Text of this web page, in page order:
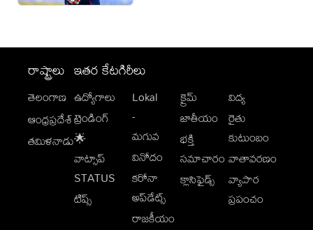
రాష్ట్రాలు
తెలంగాణ
ఆంధ్రప్రదేశ్
తమిళనాడు
ఇతర కేటగిరీలు
ఉద్యోగాలు
ట్రెండింగ్
🌟
వాట్సాప్
STATUS
టిప్స్
Lokal
-
మగువ
వినోదం
కరోనా
అప్‌డేట్స్
రాజకీయం
క్రైమ్
జాతీయం
భక్తి
సమాచారం
క్లాసిఫైడ్స్
విద్య
రైతు
కుటుంబం
వాతావరణం
వ్యాపార
ప్రపంచం